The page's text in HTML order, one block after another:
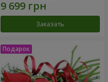
Заказать